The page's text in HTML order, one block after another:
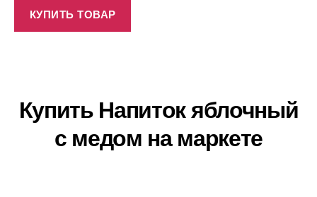
КУПИТЬ ТОВАР
Купить Напиток яблочный
с медом на маркете